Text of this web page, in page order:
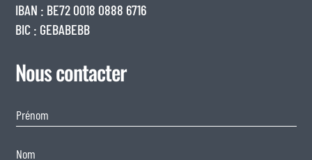
IBAN : BE72 0018 0888 6716
BIC : GEBABEBB
Nous contacter